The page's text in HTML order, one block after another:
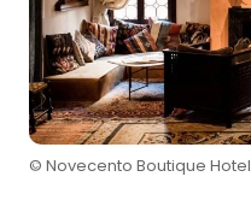
© Novecento Boutique Hotel